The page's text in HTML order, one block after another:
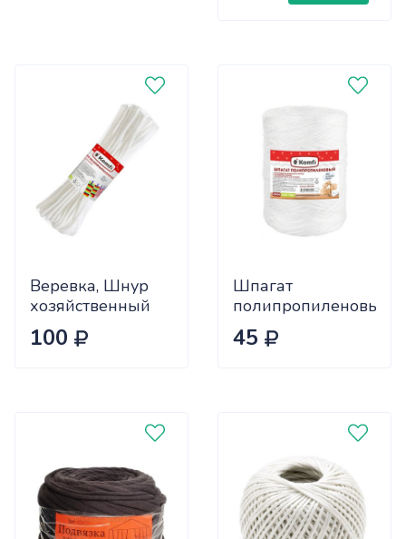
Веревка, Шнур
хозяйственный
Komfi 20 м
100
Шпагат
полипропиленовый
(100 м) 1000 текс,
Белый, 1 шт.
45